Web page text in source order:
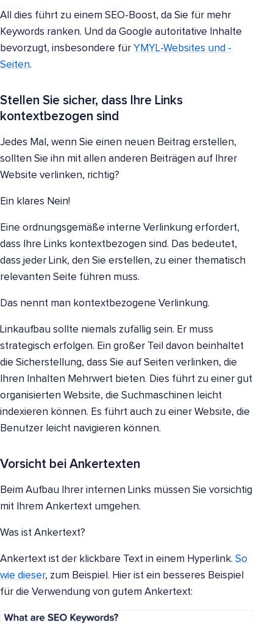
All dies führt zu einem SEO-Boost, da Sie für mehr
Keywords ranken. Und da Google autoritative Inhalte
bevorzugt, insbesondere für YMYL-Websites und -
Seiten.
Stellen Sie sicher, dass Ihre Links
kontextbezogen sind
Jedes Mal, wenn Sie einen neuen Beitrag erstellen,
sollten Sie ihn mit allen anderen Beiträgen auf Ihrer
Website verlinken, richtig?
Ein klares Nein!
Eine ordnungsgemäße interne Verlinkung erfordert,
dass Ihre Links kontextbezogen sind. Das bedeutet,
dass jeder Link, den Sie erstellen, zu einer thematisch
relevanten Seite führen muss.
Das nennt man kontextbezogene Verlinkung.
Linkaufbau sollte niemals zufällig sein. Er muss
strategisch erfolgen. Ein großer Teil davon beinhaltet
die Sicherstellung, dass Sie auf Seiten verlinken, die
Ihren Inhalten Mehrwert bieten. Dies führt zu einer gut
organisierten Website, die Suchmaschinen leicht
indexieren können. Es führt auch zu einer Website, die
Benutzer leicht navigieren können.
Vorsicht bei Ankertexten
Beim Aufbau Ihrer internen Links müssen Sie vorsichtig
mit Ihrem Ankertext umgehen.
Was ist Ankertext?
Ankertext ist der klickbare Text in einem Hyperlink. So
wie dieser, zum Beispiel. Hier ist ein besseres Beispiel
für die Verwendung von gutem Ankertext: